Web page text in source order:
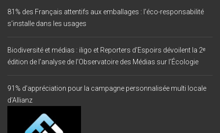
81% des Français attentifs aux emballages : l’éco-responsabilité
s’installe dans les usages
Biodiversité et médias : iligo et Reporters d’Espoirs dévoilent la 2ᵉ
édition de l’analyse de l’Observatoire des Médias sur l’Écologie
91% d’appréciation pour la campagne personnalisée multi locale
d’Allianz